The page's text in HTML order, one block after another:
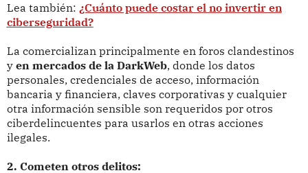
Lea también: ¿Cuánto puede costar el no invertir en
ciberseguridad?
La comercializan principalmente en foros clandestinos
y en mercados de la DarkWeb, donde los datos
personales, credenciales de acceso, información
bancaria y financiera, claves corporativas y cualquier
otra información sensible son requeridos por otros
ciberdelincuentes para usarlos en otras acciones
ilegales.
2. Cometen otros delitos: